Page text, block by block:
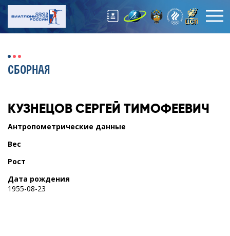
СБОРНАЯ
КУЗНЕЦОВ СЕРГЕЙ ТИМОФЕЕВИЧ
Антропометрические данные
Вес
Рост
Дата рождения
1955-08-23